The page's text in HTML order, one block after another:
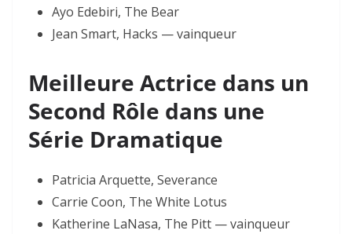
Ayo Edebiri, The Bear
Jean Smart, Hacks — vainqueur
Meilleure Actrice dans un
Second Rôle dans une
Série Dramatique
Patricia Arquette, Severance
Carrie Coon, The White Lotus
Katherine LaNasa, The Pitt — vainqueur